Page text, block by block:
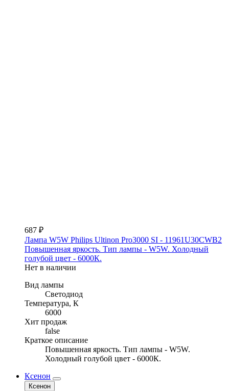
687 ₽
Лампа W5W Philips Ultinon Pro3000 SI - 11961U30CWB2
Повышенная яркость. Тип лампы - W5W. Холодный
голубой цвет - 6000К.
Нет в наличии
Вид лампы
Светодиод
Температура, К
6000
Хит продаж
false
Краткое описание
Повышенная яркость. Тип лампы - W5W.
Холодный голубой цвет - 6000К.
Ксенон
Ксенон